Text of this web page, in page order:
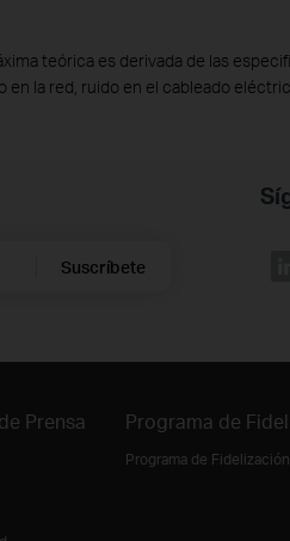
teórica es derivada de las
en la red, ruido en el cableado
Suscríbete
Prensa Programa de
Programa de Fidelización